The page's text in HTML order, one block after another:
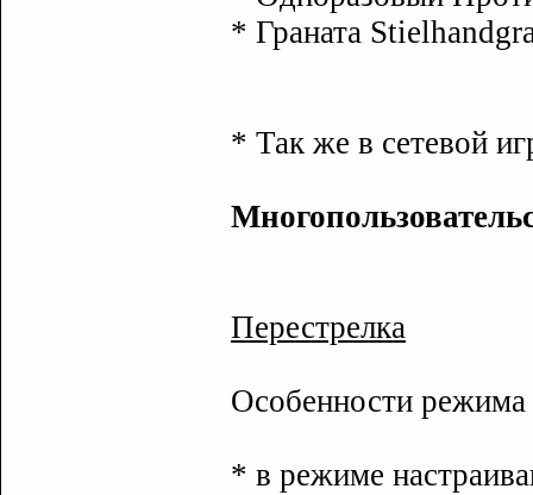
* Граната
* Так же в сетевой
Перестрелка
Особенности режима
* в режиме